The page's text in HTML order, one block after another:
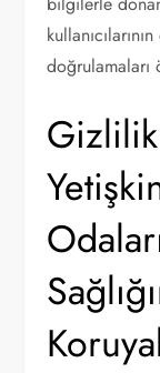
doğrulamaları